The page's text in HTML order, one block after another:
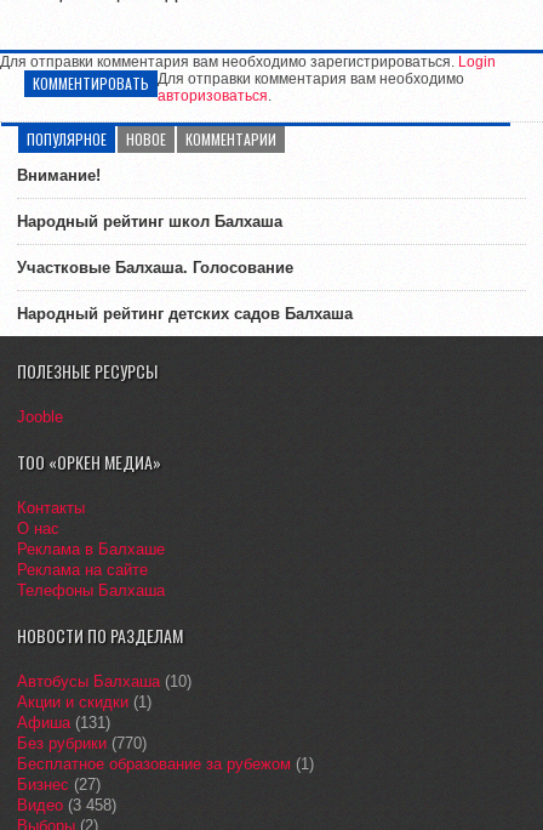
Для отправки комментария вам необходимо зарегистрироваться. Login
КОММЕНТИРОВАТЬ Для отправки комментария вам необходимо
авторизоваться.
ПОПУЛЯРНОЕ НОВОЕ КОММЕНТАРИИ
Внимание!
Народный рейтинг школ Балхаша
Участковые Балхаша. Голосование
Народный рейтинг детских садов Балхаша
ПОЛЕЗНЫЕ РЕСУРСЫ
Jooble
ТОО «ОРКЕН МЕДИА»
Контакты
О нас
Реклама в Балхаше
Реклама на сайте
Телефоны Балхаша
НОВОСТИ ПО РАЗДЕЛАМ
Автобусы Балхаша(10)
Акции и скидки (1)
Афиша(131)
Без рубрики (770)
Бесплатное образование за рубежом (1)
Бизнес (27)
Видео (3 458)
Выборы (2)